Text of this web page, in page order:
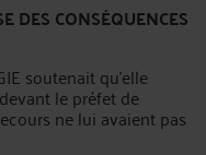
DES CONSÉQUENCES
soutenait qu'elle
le préfet de
ne lui avaient pas